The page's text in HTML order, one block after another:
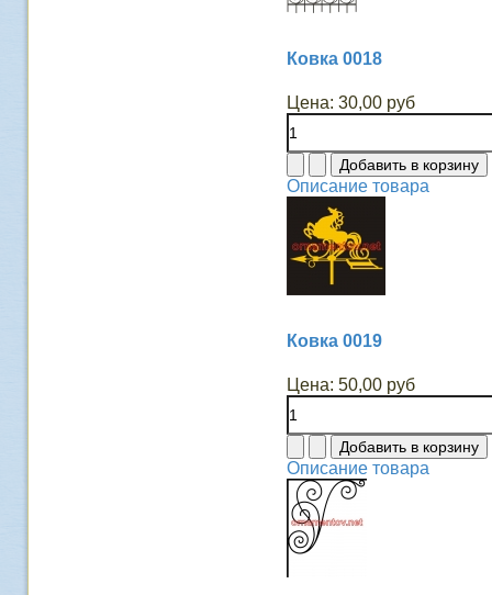
Ковка 0018
Цена: 30,00 руб
Описание товара
Ковка 0019
Цена: 50,00 руб
Описание товара